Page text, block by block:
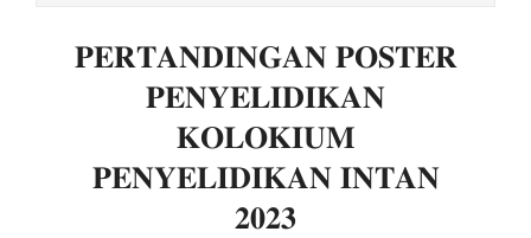
𝐏𝐄𝐑𝐓𝐀𝐍𝐃𝐈𝐍𝐆𝐀𝐍 𝐏𝐎𝐒𝐓𝐄𝐑
𝐏𝐄𝐍𝐘𝐄𝐋𝐈𝐃𝐈𝐊𝐀𝐍
𝐊𝐎𝐋𝐎𝐊𝐈𝐔𝐌
𝐏𝐄𝐍𝐘𝐄𝐋𝐈𝐃𝐈𝐊𝐀𝐍 𝐈𝐍𝐓𝐀𝐍
𝟐𝟎𝟐𝟑